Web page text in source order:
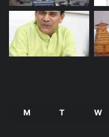
M T W